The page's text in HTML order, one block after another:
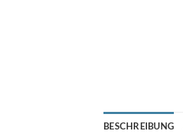
BESCHREIBUNG